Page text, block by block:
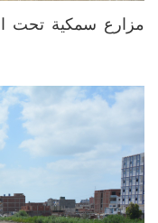
مزارع سمكية تحت